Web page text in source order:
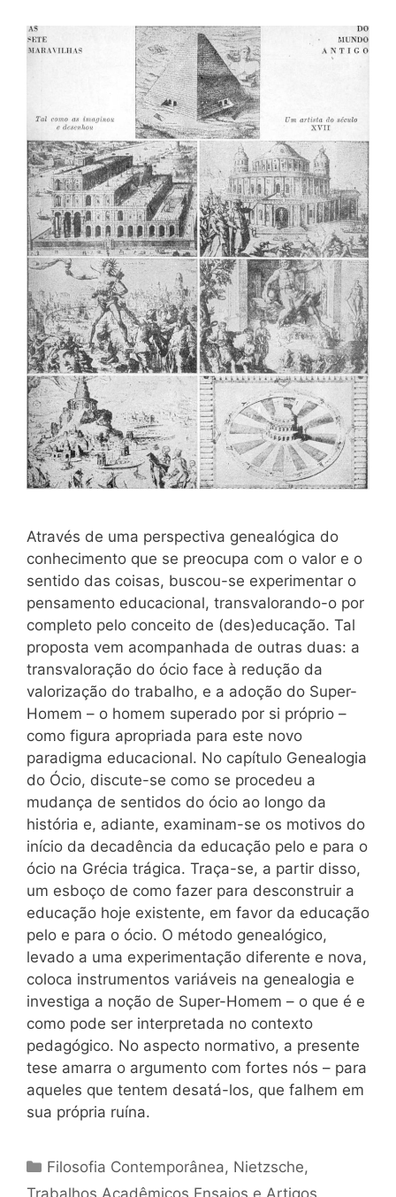
Através de uma perspectiva genealógica do
conhecimento que se preocupa com o valor e o
sentido das coisas, buscou-se experimentar o
pensamento educacional, transvalorando-o por
completo pelo conceito de (des)educação. Tal
proposta vem acompanhada de outras duas: a
transvaloração do ócio face à redução da
valorização do trabalho, e a adoção do Super-
Homem – o homem superado por si próprio –
como figura apropriada para este novo
paradigma educacional. No capítulo Genealogia
do Ócio, discute-se como se procedeu a
mudança de sentidos do ócio ao longo da
história e, adiante, examinam-se os motivos do
início da decadência da educação pelo e para o
ócio na Grécia trágica. Traça-se, a partir disso,
um esboço de como fazer para desconstruir a
educação hoje existente, em favor da educação
pelo e para o ócio. O método genealógico,
levado a uma experimentação diferente e nova,
coloca instrumentos variáveis na genealogia e
investiga a noção de Super-Homem – o que é e
como pode ser interpretada no contexto
pedagógico. No aspecto normativo, a presente
tese amarra o argumento com fortes nós – para
aqueles que tentem desatá-los, que falhem em
sua própria ruína.
Categorias
Filosofia Contemporânea, Nietzsche,